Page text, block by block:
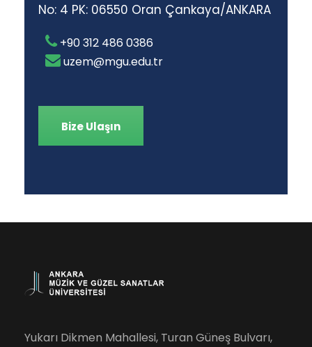
No: 4 PK: 06550 Oran Çankaya/ANKARA
+90 312 486 0386
uzem@mgu.edu.tr
Bize Ulaşın
Yukarı Dikmen Mahallesi, Turan Güneş Bulvarı,